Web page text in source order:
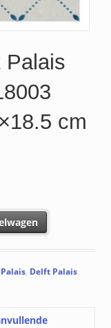
Palais
cm
, Delft Palais